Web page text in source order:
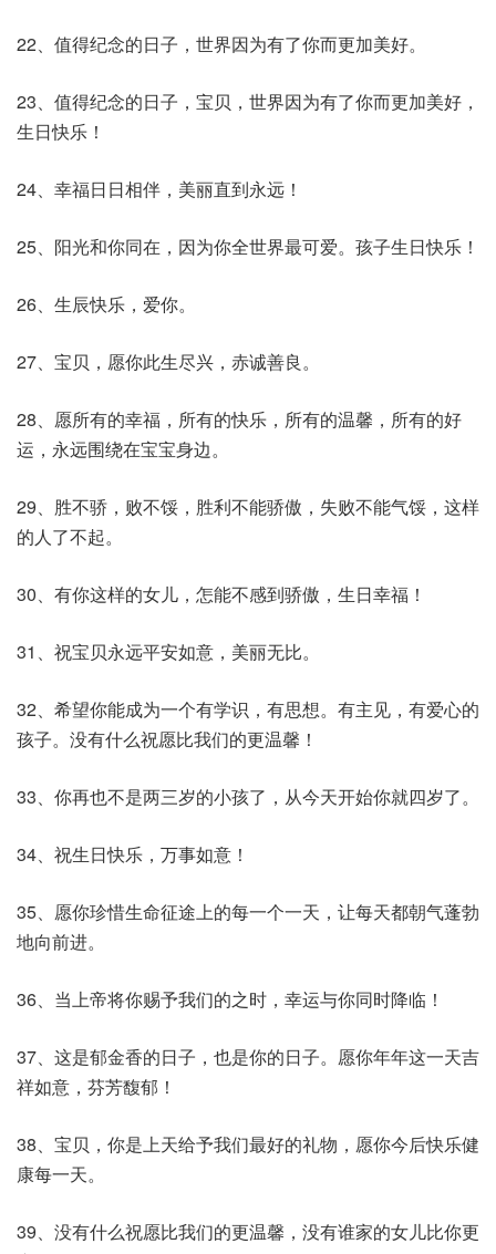
22、值得纪念的日子，世界因为有了你而更加美好。
23、值得纪念的日子，宝贝，世界因为有了你而更加美好，
生日快乐！
24、幸福日日相伴，美丽直到永远！
25、阳光和你同在，因为你全世界最可爱。孩子生日快乐！
26、生辰快乐，爱你。
27、宝贝，愿你此生尽兴，赤诚善良。
28、愿所有的幸福，所有的快乐，所有的温馨，所有的好
运，永远围绕在宝宝身边。
29、胜不骄，败不馁，胜利不能骄傲，失败不能气馁，这样
的人了不起。
30、有你这样的女儿，怎能不感到骄傲，生日幸福！
31、祝宝贝永远平安如意，美丽无比。
32、希望你能成为一个有学识，有思想。有主见，有爱心的
孩子。没有什么祝愿比我们的更温馨！
33、你再也不是两三岁的小孩了，从今天开始你就四岁了。
34、祝生日快乐，万事如意！
35、愿你珍惜生命征途上的每一个一天，让每天都朝气蓬勃
地向前进。
36、当上帝将你赐予我们的之时，幸运与你同时降临！
37、这是郁金香的日子，也是你的日子。愿你年年这一天吉
祥如意，芬芳馥郁！
38、宝贝，你是上天给予我们最好的礼物，愿你今后快乐健
康每一天。
39、没有什么祝愿比我们的更温馨，没有谁家的女儿比你更